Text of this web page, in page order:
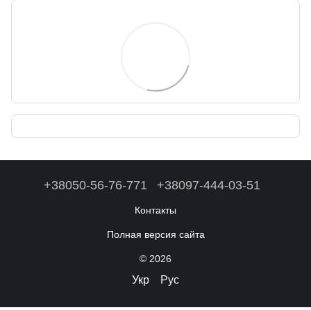
+38050-56-76-771 +38097-444-03-51
Контакты
Полная версия сайта
© 2026
Укр Рус